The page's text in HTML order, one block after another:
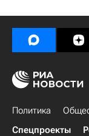
Политика
Спецпроекты